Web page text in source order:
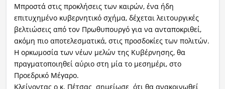
Μπροστά στις προκλήσεις των καιρών, ένα ήδη
επιτυχημένο κυβερνητικό σχήμα, δέχεται λειτουργικές
βελτιώσεις από τον Πρωθυπουργό για να ανταποκριθεί,
ακόμη πιο αποτελεσματικά, στις προσδοκίες των πολιτών.
Η ορκωμοσία των νέων μελών της Κυβέρνησης, θα
πραγματοποιηθεί αύριο στη μία το μεσημέρι, στο
Προεδρικό Μέγαρο.
Κλείνοντας ο κ. Πέτσας σημείωσε ότι θα ανακοινωθεί